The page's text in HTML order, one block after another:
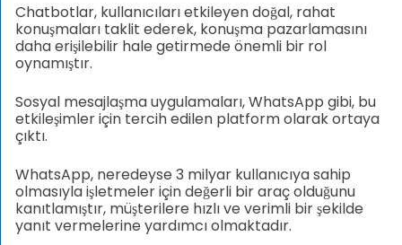
Chatbotlar, kullanıcıları etkileyen doğal, rahat
konuşmaları taklit ederek, konuşma pazarlamasını
daha erişilebilir hale getirmede önemli bir rol
oynamıştır.
Sosyal mesajlaşma uygulamaları, WhatsApp gibi, bu
etkileşimler için tercih edilen platform olarak ortaya
çıktı.
WhatsApp, neredeyse 3 milyar kullanıcıya sahip
olmasıyla işletmeler için değerli bir araç olduğunu
kanıtlamıştır, müşterilere hızlı ve verimli bir şekilde
yanıt vermelerine yardımcı olmaktadır.